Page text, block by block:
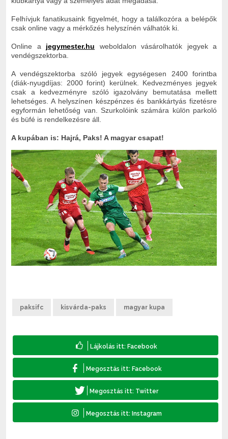
Felhívjuk fanatikusaink figyelmét, hogy a találkozóra a belépők
csak online vagy a mérkőzés helyszínén válhatók ki.
Online a jegymester.hu weboldalon vásárolhatók jegyek a
vendégszektorba.
A vendégszektorba szóló jegyek egységesen 2400 forintba
(diák-nyugdíjas: 2000 forint) kerülnek. Kedvezményes jegyek
csak a kedvezményre szóló igazolvány bemutatása mellett
lehetséges. A helyszínen készpénzes és bankkártyás fizetésre
egyformán lehetőség van. Szurkolóink számára külön parkoló
és büfé is rendelkezésre áll.
A kupában is: Hajrá, Paks! A magyar csapat!
paksifc kisvárda-paks magyar kupa